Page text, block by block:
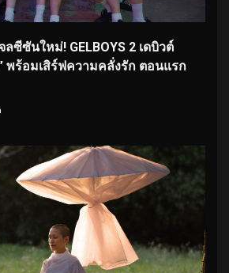
ลซีซันใหม่! GELBOYS 2 เดบิวต์
พร้อมเสิร์ฟความคลั่งรัก ตอนแรก